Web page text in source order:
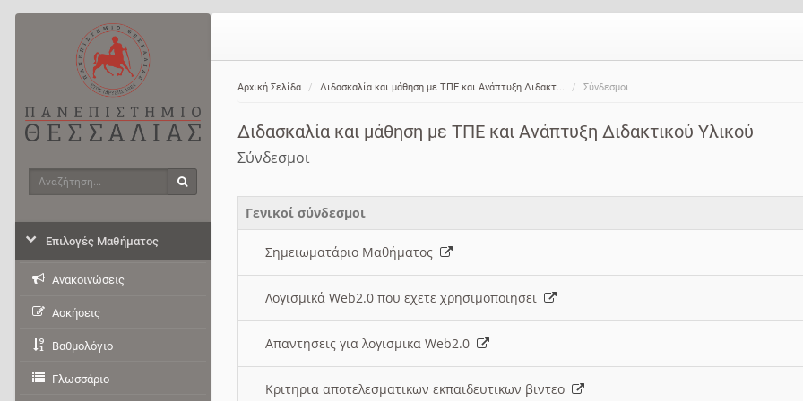
Αρχική Σελίδα Διδασκαλία και μάθηση με ΤΠΕ και Ανάπτυξη Διδακτ... Σύνδεσμοι
Διδασκαλία και μάθηση με ΤΠΕ και Ανάπτυξη Διδακτικού Υλικού
Σύνδεσμοι
Γενικοί σύνδεσμοι
Σημειωματάριο Μαθήματος
Λογισμικά Web2.0 που εχετε χρησιμοποιησει
Απαντησεις για λογισμικα Web2.0
Κριτηρια αποτελεσματικων εκπαιδευτικων βιντεο
Αναζήτηση
Επιλογές Μαθήματος
Ανακοινώσεις
Ασκήσεις
Βαθμολόγιο
Γλωσσάριο